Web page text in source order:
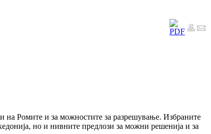
на Ромите и за можностите за разрешување. Избраните
но и нивните предлози за можни решенија и за